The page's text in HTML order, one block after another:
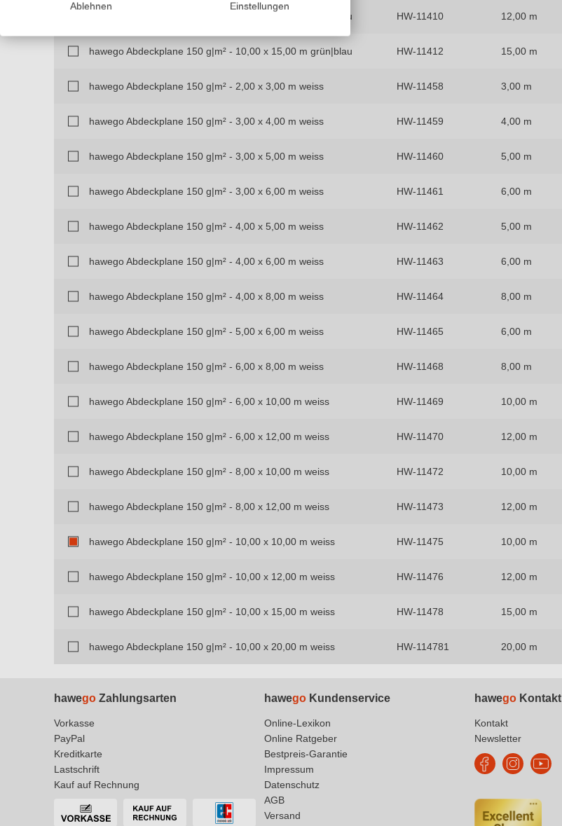
hawego Abdeckplane 150 g|m² - 10,00 x 12,00 m grün|blau HW-11410 12,00 m
hawego Abdeckplane 150 g|m² - 10,00 x 15,00 m grün|blau HW-11412 15,00 m
hawego Abdeckplane 150 g|m² - 2,00 x 3,00 m weiss HW-11458 3,00 m
hawego Abdeckplane 150 g|m² - 3,00 x 4,00 m weiss HW-11459 4,00 m
hawego Abdeckplane 150 g|m² - 3,00 x 5,00 m weiss HW-11460 5,00 m
hawego Abdeckplane 150 g|m² - 3,00 x 6,00 m weiss HW-11461 6,00 m
hawego Abdeckplane 150 g|m² - 4,00 x 5,00 m weiss HW-11462 5,00 m
hawego Abdeckplane 150 g|m² - 4,00 x 6,00 m weiss HW-11463 6,00 m
hawego Abdeckplane 150 g|m² - 4,00 x 8,00 m weiss HW-11464 8,00 m
hawego Abdeckplane 150 g|m² - 5,00 x 6,00 m weiss HW-11465 6,00 m
hawego Abdeckplane 150 g|m² - 6,00 x 8,00 m weiss HW-11468 8,00 m
hawego Abdeckplane 150 g|m² - 6,00 x 10,00 m weiss HW-11469 10,00 m
hawego Abdeckplane 150 g|m² - 6,00 x 12,00 m weiss HW-11470 12,00 m
hawego Abdeckplane 150 g|m² - 8,00 x 10,00 m weiss HW-11472 10,00 m
hawego Abdeckplane 150 g|m² - 8,00 x 12,00 m weiss HW-11473 12,00 m
hawego Abdeckplane 150 g|m² - 10,00 x 10,00 m weiss HW-11475 10,00 m
hawego Abdeckplane 150 g|m² - 10,00 x 12,00 m weiss HW-11476 12,00 m
hawego Abdeckplane 150 g|m² - 10,00 x 15,00 m weiss HW-11478 15,00 m
hawego Abdeckplane 150 g|m² - 10,00 x 20,00 m weiss HW-114781 20,00 m
hawego Zahlungsarten
Vorkasse
PayPal
Kreditkarte
Lastschrift
Kauf auf Rechnung
hawego Kundenservice
Online-Lexikon
Online Ratgeber
Bestpreis-Garantie
Impressum
Datenschutz
AGB
Versand
hawego Kontakt
Kontakt
Newsletter
Ablehnen Einstellungen